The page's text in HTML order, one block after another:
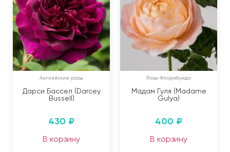
Английские розы
Дарси Бассел (Darcey
Bussell)
430 ₽
В корзину
Розы Флорибунда
Мадам Гуля (Madame
Gulya)
400 ₽
В корзину